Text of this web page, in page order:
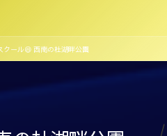
ール😄 西南の杜湖畔公園